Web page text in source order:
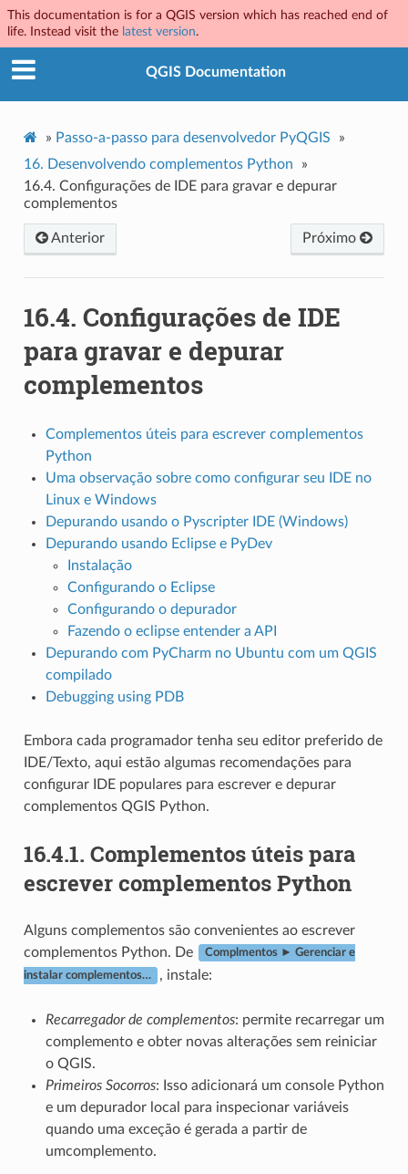
This documentation is for a QGIS version which has reached end of
life. Instead visit the latest version.
QGIS Documentation
» Passo-a-passo para desenvolvedor PyQGIS
»
16. Desenvolvendo complementos Python
»
16.4. Configurações de IDE para gravar e depurar
complementos
Anterior Próximo
16.4. Configurações de IDE
para gravar e depurar
complementos
Complementos úteis para escrever complementos
Python
Uma observação sobre como configurar seu IDE no
Linux e Windows
Depurando usando o Pyscripter IDE (Windows)
Depurando usando Eclipse e PyDev
Instalação
Configurando o Eclipse
Configurando o depurador
Fazendo o eclipse entender a API
Depurando com PyCharm no Ubuntu com um QGIS
compilado
Debugging using PDB
Embora cada programador tenha seu editor preferido de
IDE/Texto, aqui estão algumas recomendações para
configurar IDE populares para escrever e depurar
complementos QGIS Python.
16.4.1. Complementos úteis para
escrever complementos Python
Alguns complementos são convenientes ao escrever
complementos Python. De
Complmentos ► Gerenciar e
instalar complementos… , instale:
Recarregador de complementos: permite recarregar um
complemento e obter novas alterações sem reiniciar
o QGIS.
Primeiros Socorros: Isso adicionará um console Python
e um depurador local para inspecionar variáveis ​​
quando uma exceção é gerada a partir de
umcomplemento.